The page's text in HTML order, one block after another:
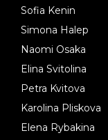
Sofia Kenin
Simona Halep
Naomi Osaka
Elina Svitolina
Petra Kvitova
Karolina Pliskova
Elena Rybakina